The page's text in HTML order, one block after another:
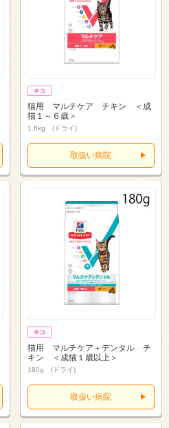
猫用 マルチケア チキン ＜成
猫１～６歳＞
1.6kg (ドライ)
取扱い病院
猫用 マルチケア＋デンタル チ
キン ＜成猫１歳以上＞
180g (ドライ)
取扱い病院